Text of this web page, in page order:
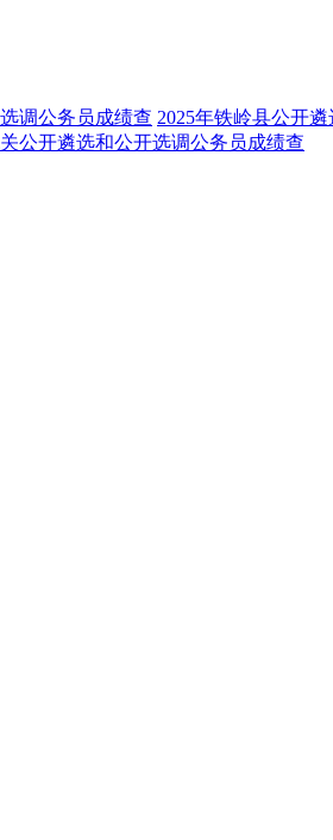
调公务员成绩查 2025年铁岭县公开
公开遴选和公开选调公务员成绩查